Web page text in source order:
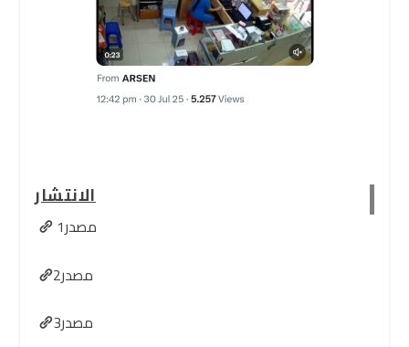
الانتشار
مصدر1
مصدر2
مصدر3